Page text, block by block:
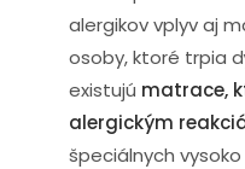
alergikov vplyv aj
osoby, ktoré trpia
existujú matrace,
alergickým
špeciálnych